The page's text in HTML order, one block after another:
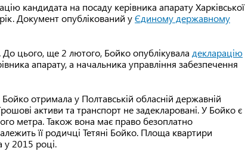
кандидата на посаду керівника апарату Харківської
рік. Документ опублікований уЄдиному державному
цього, ще 2 лютого, Бойко опублікувала декларацію
апарату, а начальника управління забезпечення
отримала у Полтавській обласній державній
активи та транспорт не задекларовані. У Бойко є
метра. Також вона має право безоплатно
її родичці Тетяні Бойко. Площа квартири
у 2015 році.